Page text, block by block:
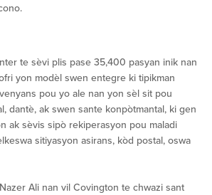
te sèvi plis pase 35,400 pasyan inik nan
yon modèl swen entegre ki tipikman
pou yo ale nan yon sèl sit pou
dantè, ak swen sante konpòtmantal, ki gen
ak sèvis sipò rekiperasyon pou maladi
sitiyasyon asirans, kòd postal, oswa
Ali nan vil Covington te chwazi sant